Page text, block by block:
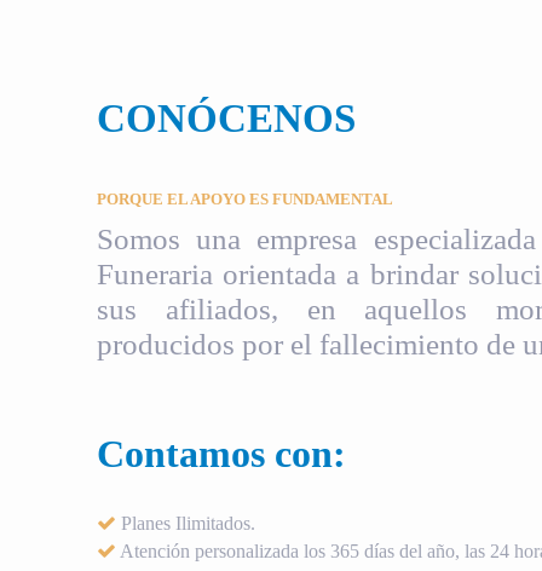
CONÓCENOS
PORQUE EL APOYO ES FUNDAMENTAL
Somos una empresa
Funeraria orientada a brindar
sus afiliados, en aquellos
producidos por el fallecimiento de
Contamos con:
Planes Ilimitados.
Atención personalizada los 365 días del año, las 24